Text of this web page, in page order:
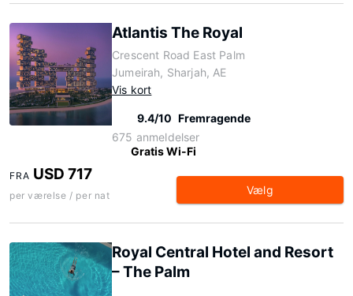
Atlantis The Royal
Crescent Road East Palm
Jumeirah, Sharjah, AE
Vis kort
9.4/10 Fremragende
675 anmeldelser
Gratis Wi-Fi
FRA USD 717
per værelse / per nat Vælg
Royal Central Hotel and Resort
– The Palm